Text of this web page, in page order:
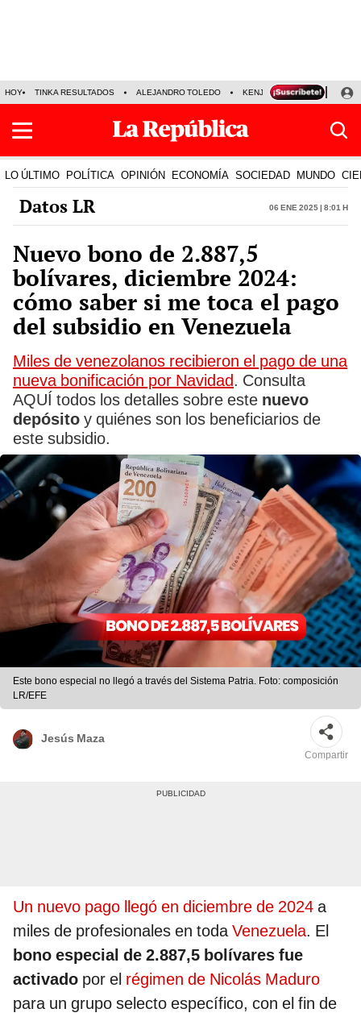
HOY TINKA RESULTADOS ALEJANDRO TOLEDO KENJI FUJIMORI
LO ÚLTIMO POLÍTICA OPINIÓN ECONOMÍA SOCIEDAD MUNDO
Datos LR 06 Ene 2025 | 8:01 h
Nuevo bono de 2.887,5
bolívares, diciembre 2024:
cómo saber si me toca el pago
del subsidio en Venezuela
Miles de venezolanos recibieron el pago de una
nueva bonificación por Navidad. Consulta
AQUÍ todos los detalles sobre este nuevo
depósito y quiénes son los beneficiarios de
este subsidio.
Este bono especial no llegó a través del Sistema Patria. Foto: composición
LR/EFE
Jesús Maza
Compartir
Un nuevo pago llegó en diciembre de 2024 a
miles de profesionales en todaVenezuela. El
bono especial de 2.887,5 bolívares fue
activado por el régimen de Nicolás Maduro
para un grupo selecto específico, con el fin de